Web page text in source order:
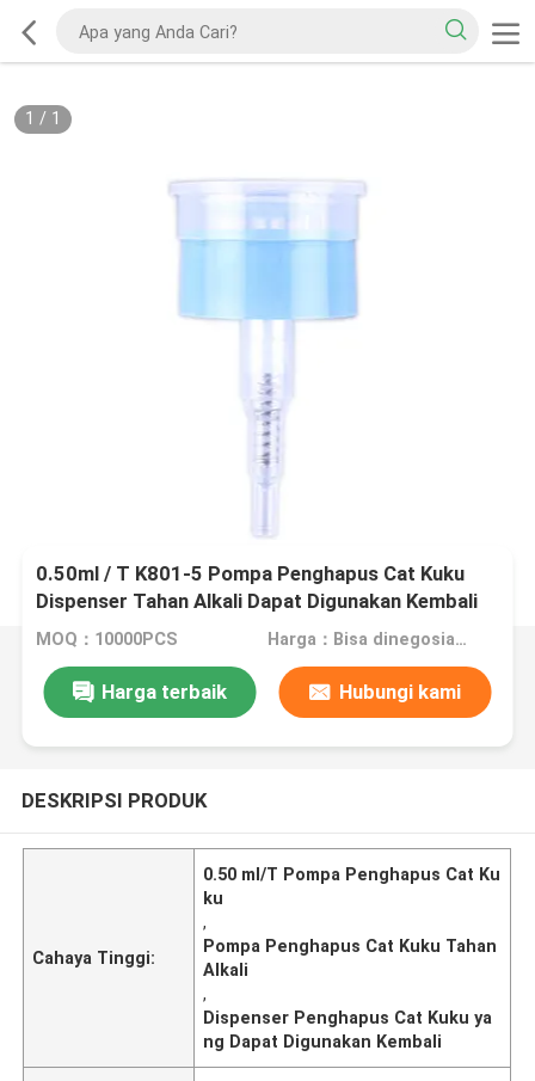
1 / 1
0.50ml / T K801-5 Pompa Penghapus Cat Kuku
Dispenser Tahan Alkali Dapat Digunakan Kembali
MOQ：10000PCS Harga：Bisa dinegosiasikan
Harga terbaik Hubungi kami
DESKRIPSI PRODUK
Cahaya Tinggi:
0.50 ml/T Pompa Penghapus Cat Ku
ku
,
Pompa Penghapus Cat Kuku Tahan
Alkali
,
Dispenser Penghapus Cat Kuku ya
ng Dapat Digunakan Kembali